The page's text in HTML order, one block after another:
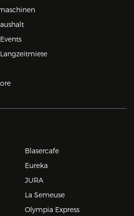
Blasercafe
Eureka
JURA
La Semeuse
Olympia Express